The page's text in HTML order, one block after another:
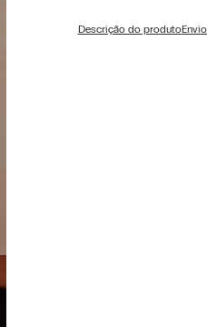
Descrição do produto